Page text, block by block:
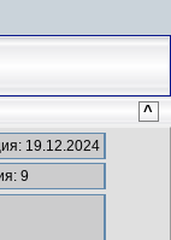
^
19.12.2024
9